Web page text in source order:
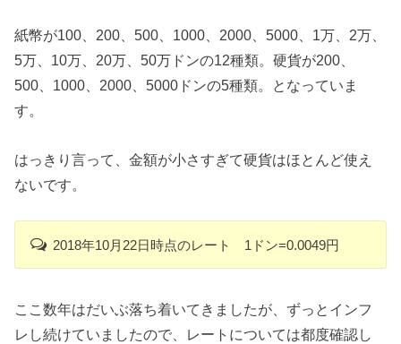
紙幣が100、200、500、1000、2000、5000、1万、2万、
5万、10万、20万、50万ドンの12種類。硬貨が200、
500、1000、2000、5000ドンの5種類。となっていま
す。
はっきり言って、金額が小さすぎて硬貨はほとんど使え
ないです。
2018年10月22日時点のレート 1ドン=0.0049円
ここ数年はだいぶ落ち着いてきましたが、ずっとインフ
レし続けていましたので、レートについては都度確認し